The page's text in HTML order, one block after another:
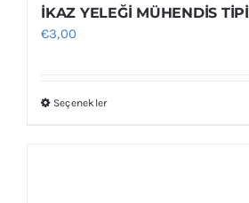
İKAZ YELEĞİ MÜHENDİS TİPİ
€3,00
SeçeneklerBu